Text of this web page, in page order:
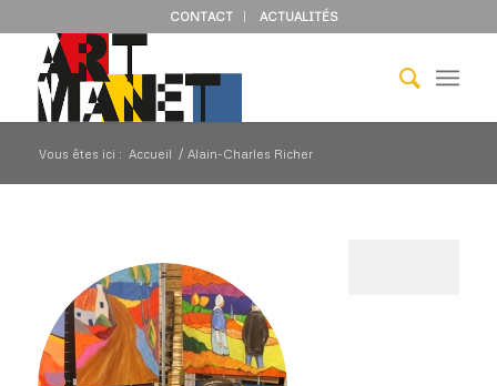
CONTACT ACTUALITÉS
Vous êtes ici : Accueil / Alain-Charles Richer